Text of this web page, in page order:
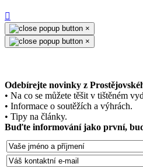
×
×
Odebírejte novinky z
• Na co se můžete těšit v tištěném
• Informace o soutěžích a výhrách.
• Tipy na články.
Buďte informování jako první,